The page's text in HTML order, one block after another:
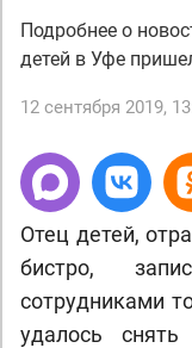
Подробнее о
детей в Уфе
12 сентября 2019,
Отец детей,
бистро,
сотрудниками
удалось